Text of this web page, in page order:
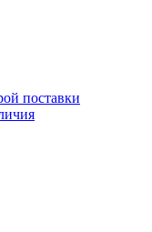
поставки